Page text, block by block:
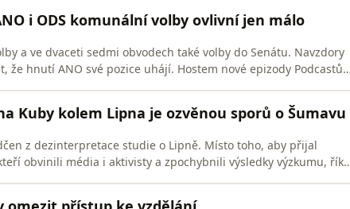
podcast-drDěkujeme! 💙
i ODS komunální volby ovlivní jen málo
a ve dvaceti sedmi obvodech také volby do Senátu. Navzdory
že hnutí ANO své pozice uhájí. Hostem nové epizody Podcastů
epizod svým darem:https://www.darujme.cz/podcast-
Kuby kolem Lipna je ozvěnou sporů o Šumavu
z dezinterpretace studie o Lipně. Místo toho, aby přijal
obvinili média i aktivisty a zpochybnili výsledky výzkumu, říká